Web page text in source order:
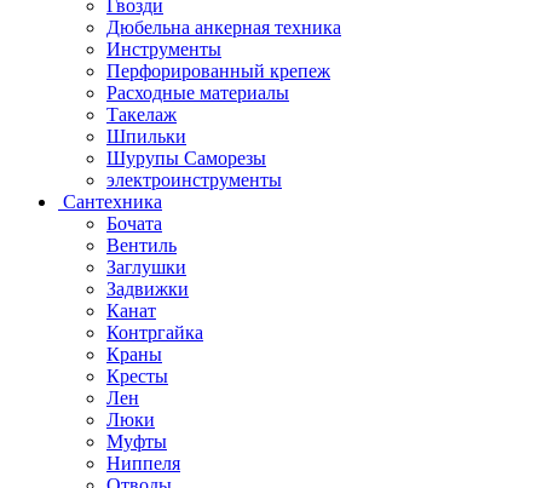
Гвозди
Дюбельна анкерная техника
Инструменты
Перфорированный крепеж
Расходные материалы
Такелаж
Шпильки
Шурупы Саморезы
электроинструменты
Сантехника
Бочата
Вентиль
Заглушки
Задвижки
Канат
Контргайка
Краны
Кресты
Лен
Люки
Муфты
Ниппеля